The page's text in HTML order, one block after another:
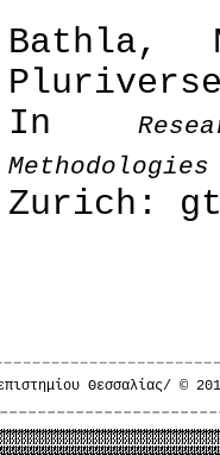
Bathla,
In
Zurich:
Θεσσαλίας/ ©